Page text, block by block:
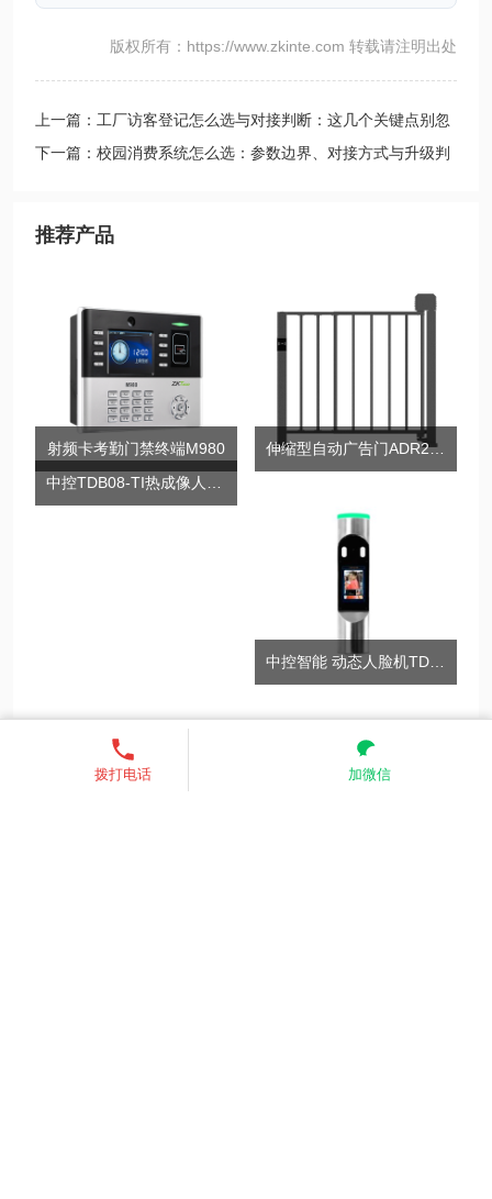
版权所有：https://www.zkinte.com 转载请注明出处
上一篇：工厂访客登记怎么选与对接判断：这几个关键点别忽
略
下一篇：校园消费系统怎么选：参数边界、对接方式与升级判
推荐产品
射频卡考勤门禁终端M980 伸缩型自动广告门ADR2000
拨打电话 加微信
13521755685 发送短信